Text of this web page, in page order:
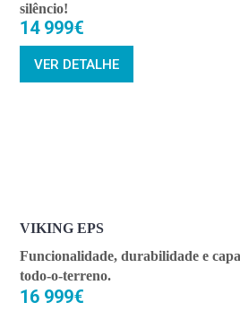
silêncio!
14 999€
VER DETALHE
VIKING EPS
Funcionalidade, durabilidade e
todo-o-terreno.
16 999€